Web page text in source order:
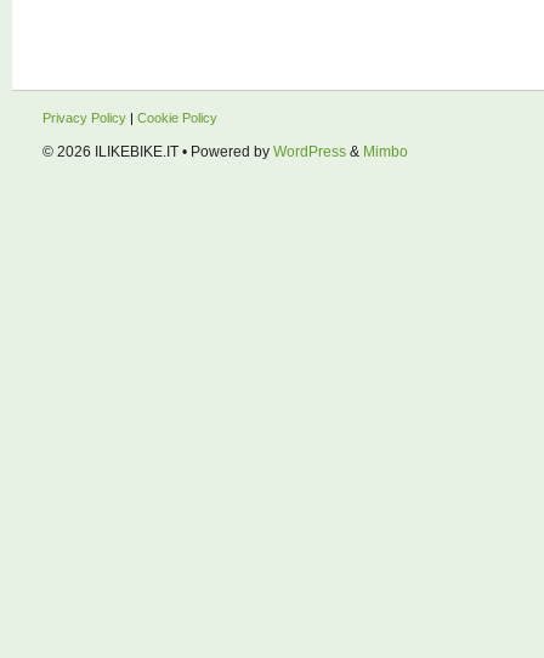
Privacy Policy Cookie Policy
© 2026 ILIKEBIKE.IT • Powered by WordPress & Mimbo